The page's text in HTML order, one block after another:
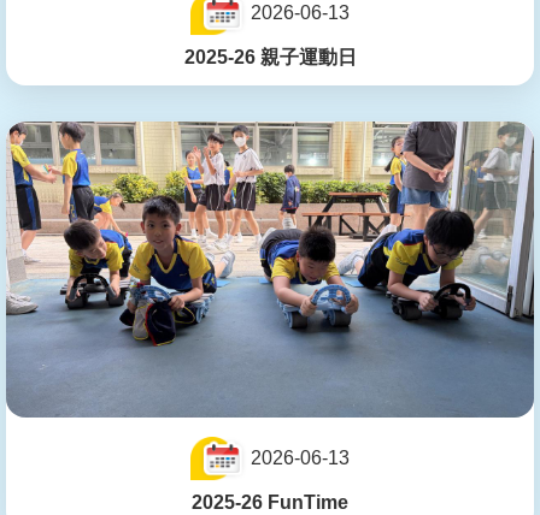
2026-06-13
2025-26 親子運動日
2026-06-13
2025-26 FunTime